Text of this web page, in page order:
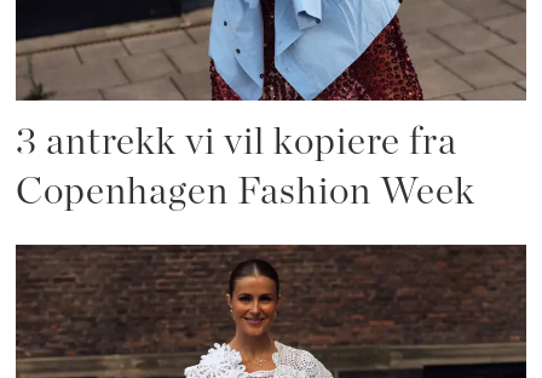
3 antrekk vi vil kopiere fra
Copenhagen Fashion Week